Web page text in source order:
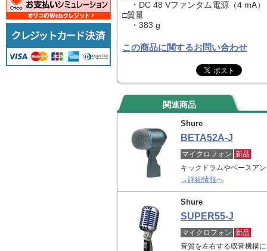
・DC 48 Vファンタム電源（4 mA）
□質量
・383 g
この商品に関するお問い合わせ
関連商品
Shure
BETA52A-J
マイクロフォン 新品
キックドラムやベースア
→詳細情報へ
Shure
SUPER55-J
マイクロフォン 新品
音質を左右する収音機構